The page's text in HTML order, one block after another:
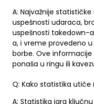
A: Najvažnije
uspešnosti udaraca,
uspešnosti takedown-
a, i vreme provedeno
borbe. Ove
ponaša u ringu ili
Q: Kako statistika utiče
A: Statistika igra